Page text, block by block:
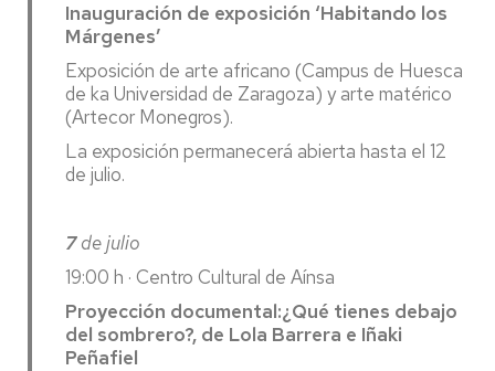
Inauguración de exposición ‘Habitando los
Márgenes’
Exposición de arte africano (Campus de Huesca
de ka Universidad de Zaragoza) y arte matérico
(Artecor Monegros).
La exposición permanecerá abierta hasta el 12
de julio.
7de julio
19:00 h · Centro Cultural de Aínsa
Proyección documental:¿Qué tienes debajo
del sombrero?, de Lola Barrera e Iñaki
Peñafiel